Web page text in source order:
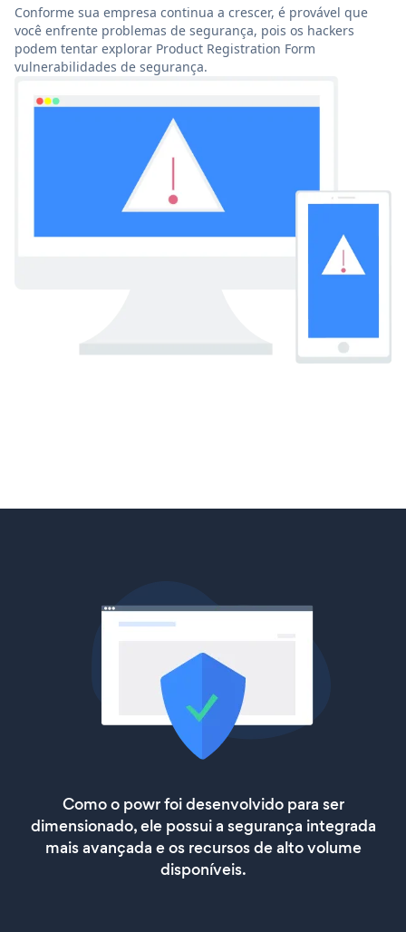
Conforme sua empresa continua a crescer, é provável que
você enfrente problemas de segurança, pois os hackers
podem tentar explorar Product Registration Form
vulnerabilidades de segurança.
Como o powr foi desenvolvido para ser
dimensionado, ele possui a segurança integrada
mais avançada e os recursos de alto volume
disponíveis.